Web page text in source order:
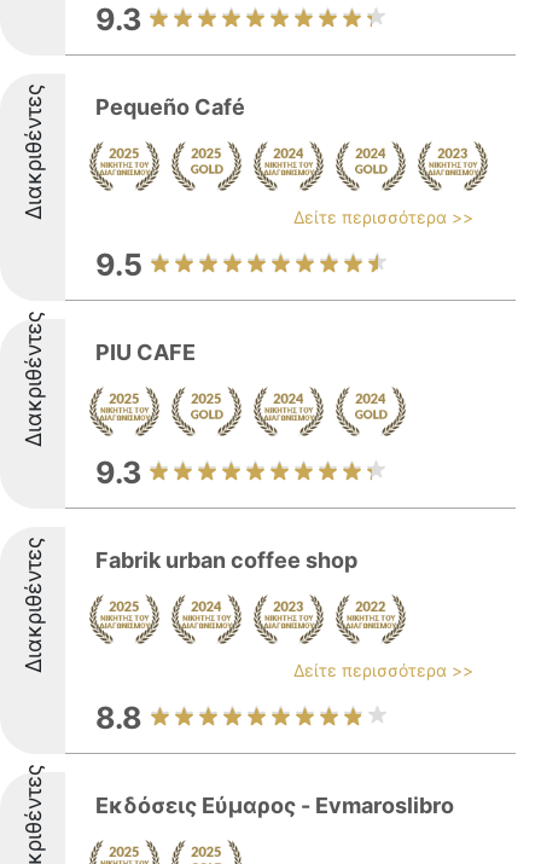
9.3
Διακριθέντες Pequeño Café
Δείτε περισσότερα >>
9.5
Διακριθέντες PIU CAFE
9.3
Διακριθέντες Fabrik urban coffee shop
Δείτε περισσότερα >>
8.8
Διακριθέντες Εκδόσεις Εύμαρος - Evmaroslibro